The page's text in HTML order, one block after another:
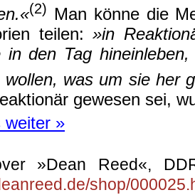
(2) Man könne die
teilen:»in
in den Tag
was um sie her
gewesen sei,
weiter »
»Dean Reed«,
shop/